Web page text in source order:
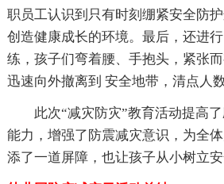
职员工认识到只有时刻绷紧安全防
创造健康成长的环境。最后，还进
练，孩子们弯着腰、手抱头，紧张
迅速向外撤离到 安全地带，清点人数
此次“减灾防灾”教育活动提高
能力，增强了防震减灾意识，为全
添了一道屏障，也让孩子从小树立安